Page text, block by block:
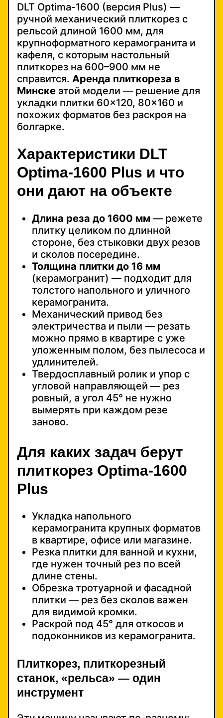
DLT Optima-1600 (версия Plus) —
ручной механический плиткорез с
рельсой длиной 1600 мм, для
крупноформатного керамогранита и
кафеля, с которым настольный
плиткорез на 600–900 мм не
справится. Аренда плиткореза в
Минске этой модели — решение для
укладки плитки 60×120, 80×160 и
похожих форматов без раскроя на
болгарке.
Характеристики DLT
Optima-1600 Plus и что
они дают на объекте
Длина реза до 1600 мм — режете
плитку целиком по длинной
стороне, без стыковки двух резов
и сколов посередине.
Толщина плитки до 16 мм
(керамогранит) — подходит для
толстого напольного и уличного
керамогранита.
Механический привод без
электричества и пыли — резать
можно прямо в квартире с уже
уложенным полом, без пылесоса и
удлинителей.
Твердосплавный ролик и упор с
угловой направляющей — рез
ровный, а угол 45° не нужно
вымерять при каждом резе
заново.
Для каких задач берут
плиткорез Optima-1600
Plus
Укладка напольного
керамогранита крупных форматов
в квартире, офисе или магазине.
Резка плитки для ванной и кухни,
где нужен точный рез по всей
длине стены.
Обрезка тротуарной и фасадной
плитки — рез без сколов важен
для видимой кромки.
Раскрой под 45° для откосов и
подоконников из керамогранита.
Плиткорез, плиткорезный
станок, «рельса» — один
инструмент